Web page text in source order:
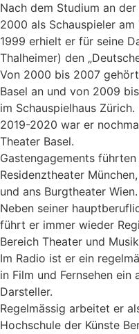
Nach dem Studium an
2000 als Schauspieler
1999 erhielt er für seine
Thalheimer) den
Von 2000 bis 2007
Basel an und von 2009
im Schauspielhaus Zürich.
2019-2020 war er
Theater Basel.
Gastengagements
Residenztheater
und ans Burgtheater Wien.
Neben seiner
führt er immer wieder
Bereich Theater und
Im Radio ist er ein
in Film und Fernsehen
Darsteller.
Regelmässig arbeitet er
Hochschule der Künste